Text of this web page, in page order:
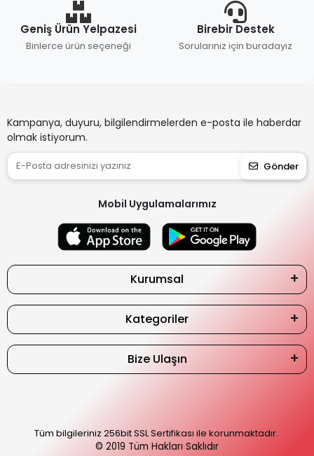
Geniş Ürün Yelpazesi
Binlerce ürün seçeneği
Birebir Destek
Sorularınız için buradayız
Kampanya, duyuru, bilgilendirmelerden e-posta ile haberdar
olmak istiyorum.
Gönder
Mobil Uygulamalarımız
Kurumsal
Kategoriler
Bize Ulaşın
Tüm bilgileriniz 256bit SSL Sertifikası ile korunmaktadır.
© 2019 Tüm Hakları Saklıdır